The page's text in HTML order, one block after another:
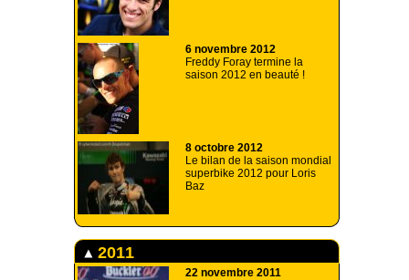
6 novembre 2012
Freddy Foray termine la
saison 2012 en beauté !
8 octobre 2012
Le bilan de la saison mondial
superbike 2012 pour Loris
Baz
2011
22 novembre 2011